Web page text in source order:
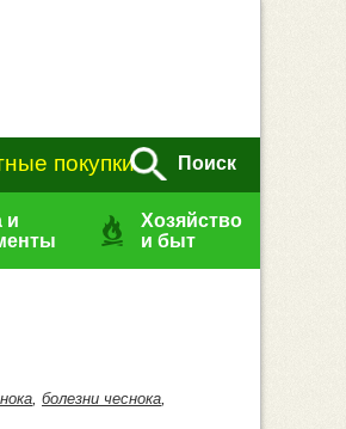
покупки Поиск
и
Хозяйство
и быт
, болезни чеснока,